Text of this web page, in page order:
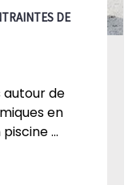
DE
autour de
en
...